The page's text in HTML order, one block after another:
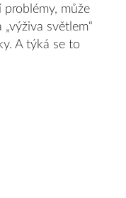
může
světlem“
A týká se to